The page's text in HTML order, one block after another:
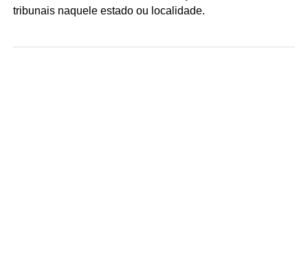
tribunais naquele estado ou localidade.